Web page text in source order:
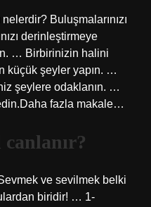
Buluşmalarınızı
derinleştirmeye
… Birbirinizin halini
küçük şeyler yapın. …
şeylere odaklanın. …
fazla makale…
ve sevilmek belki
biridir! … 1-